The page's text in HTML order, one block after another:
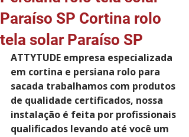
Paraíso SP Cortina rolo
tela solar Paraíso SP
ATTYTUDE empresa especializada
em cortina e persiana rolo para
sacada trabalhamos com produtos
de qualidade certificados, nossa
instalação é feita por profissionais
qualificados levando até você um